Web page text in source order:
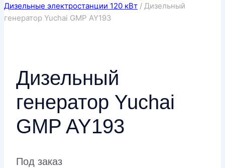
Дизельные электростанции 120 кВт / Дизельный
генератор Yuchai GMP AY193
Дизельный
генератор Yuchai
GMP AY193
Под заказ